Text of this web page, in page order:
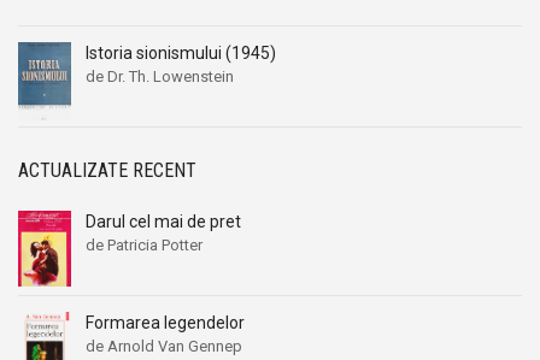
Istoria sionismului (1945)
de Dr. Th. Lowenstein
ACTUALIZATE RECENT
Darul cel mai de pret
de Patricia Potter
Formarea legendelor
de Arnold Van Gennep